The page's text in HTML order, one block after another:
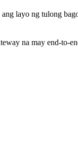
layo ng tulong
na may end-to-